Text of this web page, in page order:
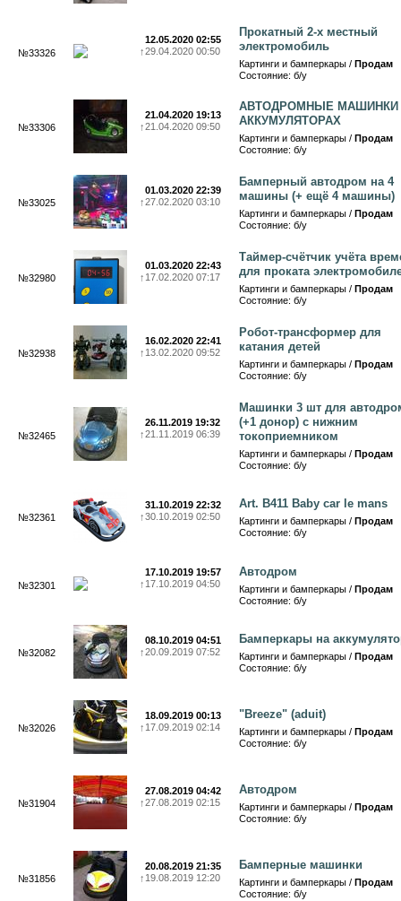
№33326
12.05.2020 02:55
↑29.04.2020 00:50
Прокатный 2-х местный
электромобиль
Картинги и бамперкары / Продам
Состояние: б/у
№33306
21.04.2020 19:13
↑21.04.2020 09:50
АВТОДРОМНЫЕ МАШИНКИ
АККУМУЛЯТОРАХ
Картинги и бамперкары / Продам
Состояние: б/у
№33025
01.03.2020 22:39
↑27.02.2020 03:10
Бамперный автодром на 4
машины (+ ещё 4 машины)
Картинги и бамперкары / Продам
Состояние: б/у
№32980
01.03.2020 22:43
↑ 17.02.2020 07:17
Таймер-счётчик учёта
для проката
Картинги и бамперкары / Продам
Состояние: б/у
№32938
16.02.2020 22:41
↑ 13.02.2020 09:52
Робот-трансформер для
катания детей
Картинги и бамперкары / Продам
Состояние: б/у
№32465
26.11.2019 19:32
↑21.11.2019 06:39
Машинки 3 шт для
(+1 донор) с нижним
токоприемником
Картинги и бамперкары / Продам
Состояние: б/у
№32361
31.10.2019 22:32
↑30.10.2019 02:50
Art. B411 Baby car le mans
Картинги и бамперкары / Продам
Состояние: б/у
№32301
17.10.2019 19:57
↑ 17.10.2019 04:50
Автодром
Картинги и бамперкары / Продам
Состояние: б/у
№32082
08.10.2019 04:51
↑20.09.2019 07:52
Бамперкары на
Картинги и бамперкары / Продам
Состояние: б/у
№32026
18.09.2019 00:13
↑ 17.09.2019 02:14
"Breeze" (aduit)
Картинги и бамперкары / Продам
Состояние: б/у
№31904
27.08.2019 04:42
↑27.08.2019 02:15
Автодром
Картинги и бамперкары / Продам
Состояние: б/у
№31856
20.08.2019 21:35
↑ 19.08.2019 12:20
Бамперные машинки
Картинги и бамперкары / Продам
Состояние: б/у